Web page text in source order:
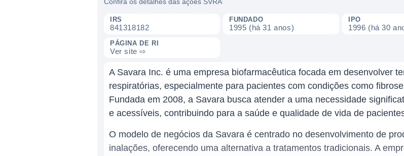
IRS
841318182
FUNDADO
1995 (há 31 anos)
IPO
1996 (há 30
PÁGINA DE RI
Ver site ⇨
A Savara Inc. é uma empresa biofarmacêutica focada em desenvolver
respiratórias, especialmente para pacientes com condições como
Fundada em 2008, a Savara busca atender a uma necessidade
e acessíveis, contribuindo para a saúde e qualidade de vida de
O modelo de negócios da Savara é centrado no desenvolvimento de
inalações, oferecendo uma alternativa a tratamentos tradicionais. A